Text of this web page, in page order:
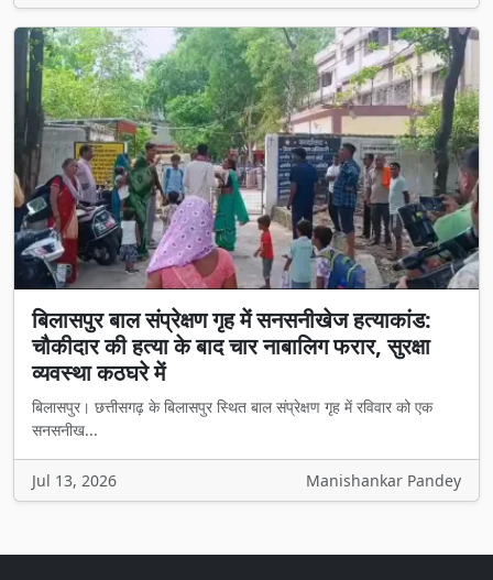
बिलासपुर बाल संप्रेक्षण गृह में सनसनीखेज हत्याकांड:
चौकीदार की हत्या के बाद चार नाबालिग फरार, सुरक्षा
व्यवस्था कठघरे में
बिलासपुर। छत्तीसगढ़ के बिलासपुर स्थित बाल संप्रेक्षण गृह में रविवार को एक
सनसनीख...
Jul 13, 2026 Manishankar Pandey